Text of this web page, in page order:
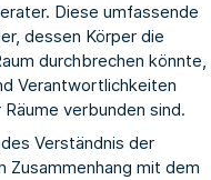
Diese umfassende
dessen Körper die
durchbrechen könnte,
Verantwortlichkeiten
verbunden sind.
Verständnis der
Zusammenhang mit dem